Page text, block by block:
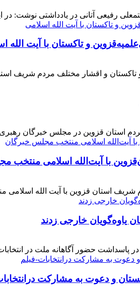
رفیعی آتانی در یادداشتی نوشت: در
و تاکستان با آیت الله
و تاکستان و اقشار مختلف مردم شریف
استان قزوین در مجلس خبرگان
با آیت‌الله‌ اسلامی منتخب
شریف استان قزوین با آیت الله
یاوه‌گویان خارجی زدند
۱۱ اسفند۱۴۰۲ بسم الله الرحمن الرحیم بار دیگر حضور حماسی [
و دعوت به مشارکت